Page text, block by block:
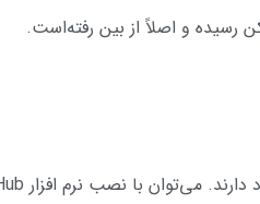
رسیده و اصلاً از بین رفته‌است.